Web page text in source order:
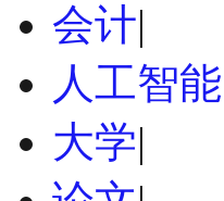
会计|
人工智能
大学|